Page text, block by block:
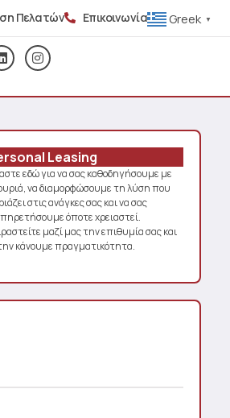
Πελατών Επικοινωνία Greek ▼
Leasing
εδώ για να σας καθοδηγήσουμε με
να διαμορφώσουμε τη λύση που
στις ανάγκες σας και να σας
όποτε χρειαστεί.
μαζί μας την επιθυμία σας και
κάνουμε πραγματικότητα.